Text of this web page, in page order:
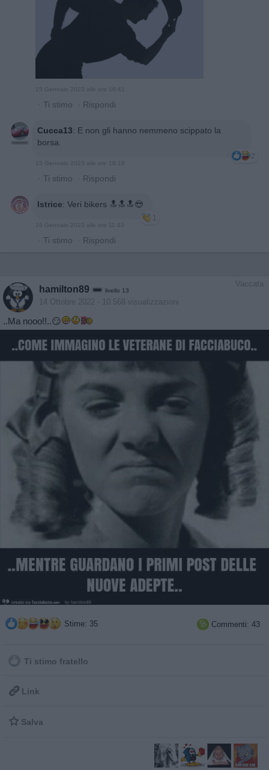
15 Gennaio 2023 alle ore 16:41
· Ti stimo · Rispondi
Cucca13: E non gli hanno nemmeno scippato la
borsa.
2
15 Gennaio 2023 alle ore 18:19
· Ti stimo · Rispondi
Istrice: Veri bikers 🔝🔝🔝😎
1
16 Gennaio 2023 alle ore 11:43
· Ti stimo · Rispondi
Vaccata
hamilton89 livello 13
14 Ottobre 2022 - 10.568 visualizzazioni
..Ma nooo!!..😏
Stime: 35  Commenti: 43
Ti stimo fratello
 Link
 Salva